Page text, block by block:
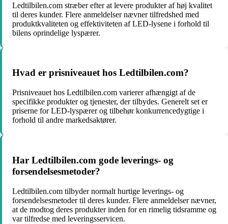
Ledtilbilen.com stræber efter at levere produkter af høj kvalitet
til deres kunder. Flere anmeldelser nævner tilfredshed med
produktkvaliteten og effektiviteten af LED-lysene i forhold til
bilens oprindelige lyspærer.
Hvad er prisniveauet hos Ledtilbilen.com?
Prisniveauet hos Ledtilbilen.com varierer afhængigt af de
specifikke produkter og tjenester, der tilbydes. Generelt set er
priserne for LED-lyspærer og tilbehør konkurrencedygtige i
forhold til andre markedsaktører.
Har Ledtilbilen.com gode leverings- og
forsendelsesmetoder?
Ledtilbilen.com tilbyder normalt hurtige leverings- og
forsendelsesmetoder til deres kunder. Flere anmeldelser nævner,
at de modtog deres produkter inden for en rimelig tidsramme og
var tilfredse med leveringsservicen.